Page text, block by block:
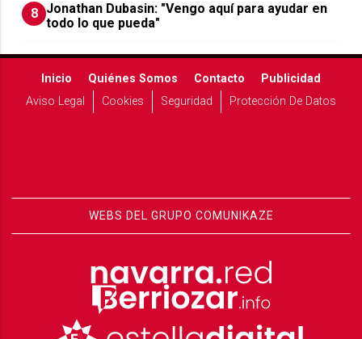
8 Jonathan Dubasin: "Vengo aquí para ayudar en
todo lo que pueda"
Inicio Quiénes Somos Contacto
Publicidad
Aviso Legal
Cookies Seguridad Protección De Datos
WEBS DEL GRUPO COMUNIKAZE